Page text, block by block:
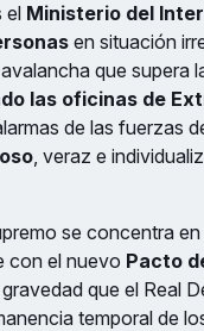
el Ministerio del
en situación
que supera
las oficinas de
de las fuerzas
, veraz e
se concentra
con el nuevo Pacto
que el Real
temporal de